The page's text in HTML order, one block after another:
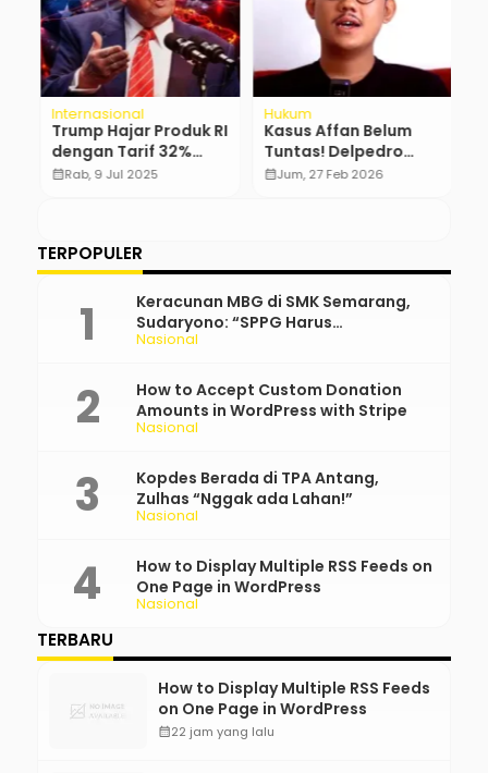
Internasional
Trump Hajar Produk RI
dengan Tarif 32%
Mulai 1 Agustus!
calendar_monthRab, 9 Jul 2025
Hukum
Kasus Affan Belum
Tuntas! Delpedro
Desak Dua Polisi
calendar_monthJum, 27 Feb 2026
TERPOPULER
Nasional
Keracunan MBG di SMK Semarang,
Sudaryono: “SPPG Harus
Bertanggung Jawab!”
Nasional
How to Accept Custom Donation
Amounts in WordPress with Stripe
Nasional
Kopdes Berada di TPA Antang,
Zulhas “Nggak ada Lahan!”
Nasional
How to Display Multiple RSS Feeds on
One Page in WordPress
TERBARU
How to Display Multiple RSS Feeds
on One Page in WordPress
calendar_month22 jam yang lalu